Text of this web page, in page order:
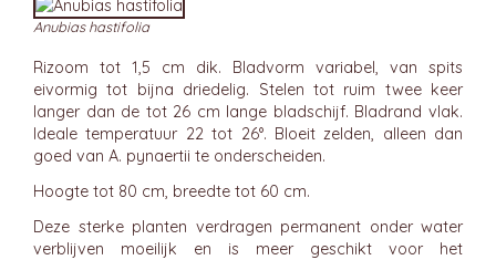
Anubias hastifolia
Rizoom tot 1,5 cm dik. Bladvorm variabel, van spits
eivormig tot bijna driedelig. Stelen tot ruim twee keer
langer dan de tot 26 cm lange bladschijf. Bladrand vlak.
Ideale temperatuur 22 tot 26°. Bloeit zelden, alleen dan
goed van A. pynaertii te onderscheiden.
Hoogte tot 80 cm, breedte tot 60 cm.
Deze sterke planten verdragen permanent onder water
verblijven moeilijk en is meer geschikt voor het